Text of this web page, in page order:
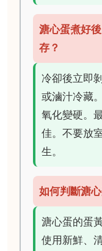
溏心蛋煮好
存？
冷卻後立即
或滷汁冷藏
氧化變硬。
佳。不要放
生。
如何判斷溏
溏心蛋的蛋
使用新鮮、